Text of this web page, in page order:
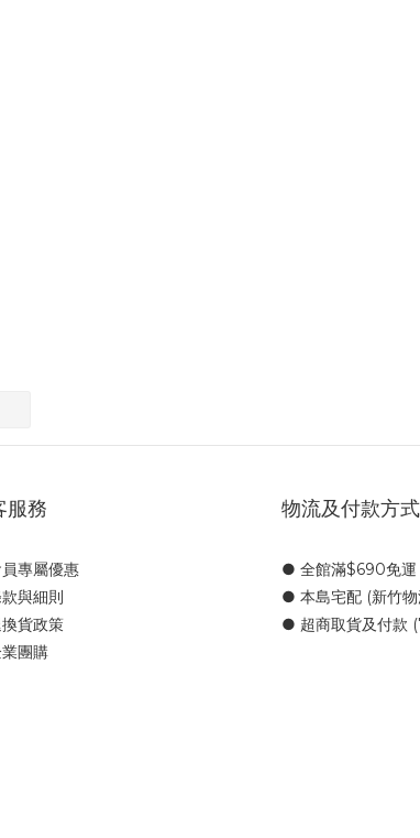
服務
專屬優惠
與細則
貨政策
團購
物流及付款方式
● 全館滿$690免運
● 本島宅配 (新竹物
● 超商取貨及付款